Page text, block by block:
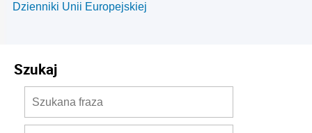
Dzienniki Unii Europejskiej
Szukaj